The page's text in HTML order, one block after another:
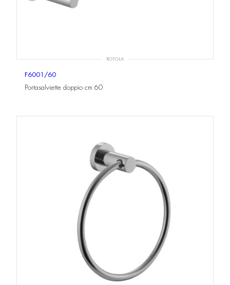
ROTOLA
F6001/60
Portasalviette doppio cm 60